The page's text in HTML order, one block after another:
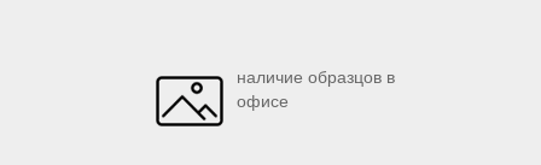
наличие образцов в
офисе